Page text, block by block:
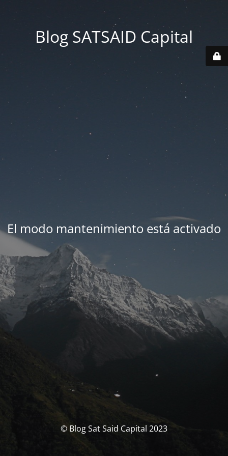
Blog SATSAID Capital
El modo mantenimiento está activado
© Blog Sat Said Capital 2023